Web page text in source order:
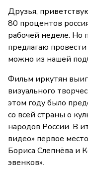
Друзья,
80 процентов
рабочей неделе. Но
предлагаю
можно из нашей
Фильм иркутян
визуального
этом году было
со всей страны о
народов России. В
видео» первое
Бориса Слепнёва и
эвенков».